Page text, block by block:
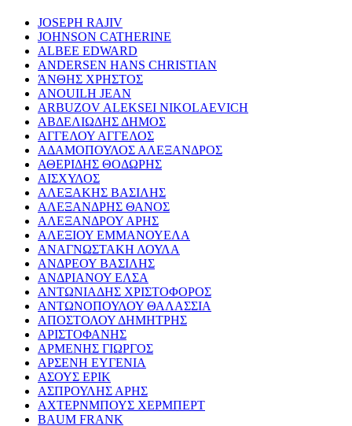
JOSEPH RAJIV
JOHNSON CATHERINE
ALBEE EDWARD
ANDERSEN HANS CHRISTIAN
ΆΝΘΗΣ ΧΡΗΣΤΟΣ
ANOUILH JEAN
ARBUZOV ALEKSEI NIKOLAEVICH
ΑΒΔΕΛΙΩΔΗΣ ΔΗΜΟΣ
ΑΓΓΕΛΟΥ ΑΓΓΕΛΟΣ
ΑΔΑΜΟΠΟΥΛΟΣ ΑΛΕΞΑΝΔΡΟΣ
ΑΘΕΡΙΔΗΣ ΘΟΔΩΡΗΣ
ΑΙΣΧΥΛΟΣ
ΑΛΕΞΑΚΗΣ ΒΑΣΙΛΗΣ
ΑΛΕΞΑΝΔΡΗΣ ΘΑΝΟΣ
ΑΛΕΞΑΝΔΡΟΥ ΑΡΗΣ
ΑΛΕΞΙΟΥ ΕΜΜΑΝΟΥΕΛΑ
ΑΝΑΓΝΩΣΤΑΚΗ ΛΟΥΛΑ
ΑΝΔΡΕΟΥ ΒΑΣΙΛΗΣ
ΑΝΔΡΙΑΝΟΥ ΕΛΣΑ
ΑΝΤΩΝΙΑΔΗΣ ΧΡΙΣΤΟΦΟΡΟΣ
ΑΝΤΩΝΟΠΟΥΛΟΥ ΘΑΛΑΣΣΙΑ
ΑΠΟΣΤΟΛΟΥ ΔΗΜΗΤΡΗΣ
ΑΡΙΣΤΟΦΑΝΗΣ
ΑΡΜΕΝΗΣ ΓΙΩΡΓΟΣ
ΑΡΣΕΝΗ ΕΥΓΕΝΙΑ
ΑΣΟΥΣ ΕΡΙΚ
ΑΣΠΡΟΥΛΗΣ ΑΡΗΣ
ΑΧΤΕΡΝΜΠΟΥΣ ΧΕΡΜΠΕΡΤ
BAUM FRANK